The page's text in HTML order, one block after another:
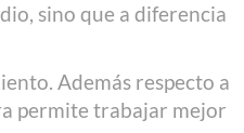
sino que a diferencia
Además respecto a
permite trabajar mejor